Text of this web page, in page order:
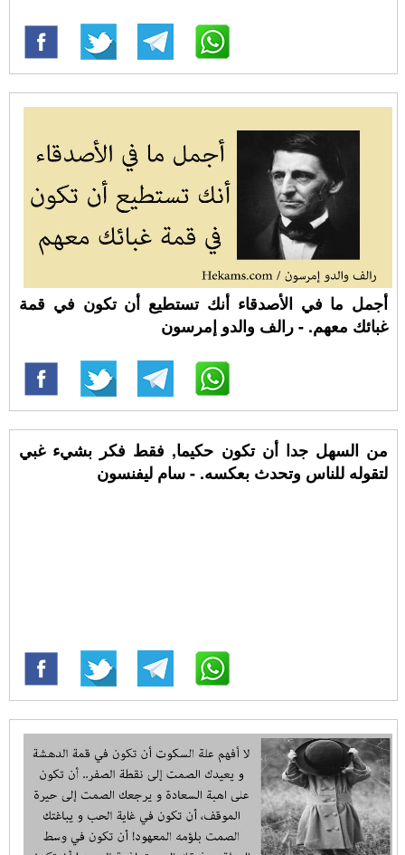
أجمل ما في الأصدقاء أنك تستطيع أن تكون في قمة
غبائك معهم. - رالف والدو إمرسون
من السهل جدا أن تكون حكيما, فقط فكر بشيء غبي
لتقوله للناس وتحدث بعكسه. - سام ليفنسون